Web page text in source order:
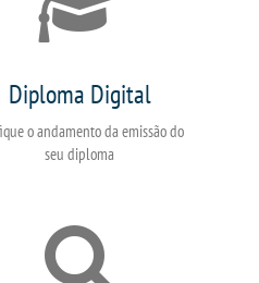
Diploma Digital
o andamento da emissão do
seu diploma